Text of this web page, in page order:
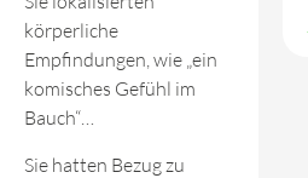
körperliche
Empfindungen, wie „ein
komisches Gefühl im
Bauch“…
Sie hatten Bezug zu